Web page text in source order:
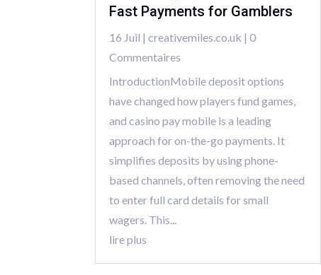
Fast Payments for Gamblers
16 Juil |creativemiles.co.uk | 0
Commentaires
IntroductionMobile deposit options
have changed how players fund games,
and casino pay mobile is a leading
approach for on-the-go payments. It
simplifies deposits by using phone-
based channels, often removing the need
to enter full card details for small
wagers. This...
lire plus